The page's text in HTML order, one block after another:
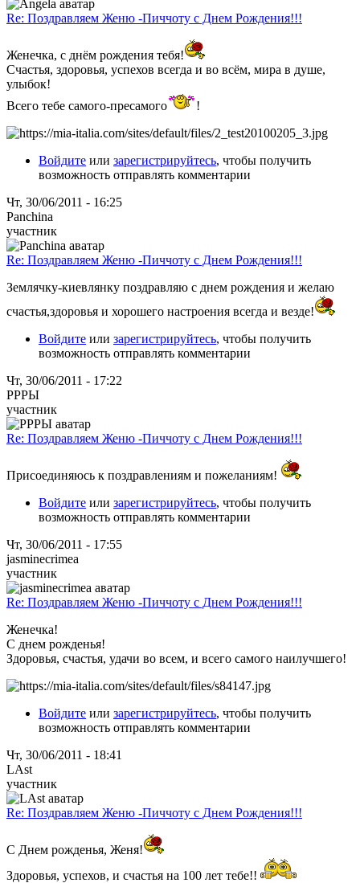
Re: Поздравляем Женю -Пиччоту с Днем Рождения!!!
Женечка, с днём рождения тебя!
Счастья, здоровья, успехов всегда и во всём, мира в душе,
улыбок!
Всего тебе самого-пресамого
!
Войдите или зарегистрируйтесь, чтобы получить
возможность отправлять комментарии
Чт, 30/06/2011 - 16:25
Panchina
участник
Re: Поздравляем Женю -Пиччоту с Днем Рождения!!!
Землячку-киевлянку поздравляю с днем рождения и желаю
счастья,здоровья и хорошего настроения всегда и везде!
Войдите или зарегистрируйтесь, чтобы получить
возможность отправлять комментарии
Чт, 30/06/2011 - 17:22
РРРЫ
участник
Re: Поздравляем Женю -Пиччоту с Днем Рождения!!!
Присоединяюсь к поздравлениям и пожеланиям!
Войдите или зарегистрируйтесь, чтобы получить
возможность отправлять комментарии
Чт, 30/06/2011 - 17:55
jasminecrimea
участник
Re: Поздравляем Женю -Пиччоту с Днем Рождения!!!
Женечка!
С днем рожденья!
Здоровья, счастья, удачи во всем, и всего самого наилучшего!
Войдите или зарегистрируйтесь, чтобы получить
возможность отправлять комментарии
Чт, 30/06/2011 - 18:41
LAst
участник
Re: Поздравляем Женю -Пиччоту с Днем Рождения!!!
С Днем рожденья, Женя!
Здоровья, успехов, и счастья на 100 лет тебе!!